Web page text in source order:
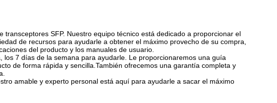
SFP. Nuestro equipo técnico está dedicado a proporcionar el
de recursos para ayudarle a obtener el máximo provecho de su compra,
del producto y los manuales de usuario.
7 días de la semana para ayudarle. Le proporcionaremos una guía
de forma rápida y sencilla.También ofrecemos una garantía completa y
amable y experto personal está aquí para ayudarle a sacar el máximo